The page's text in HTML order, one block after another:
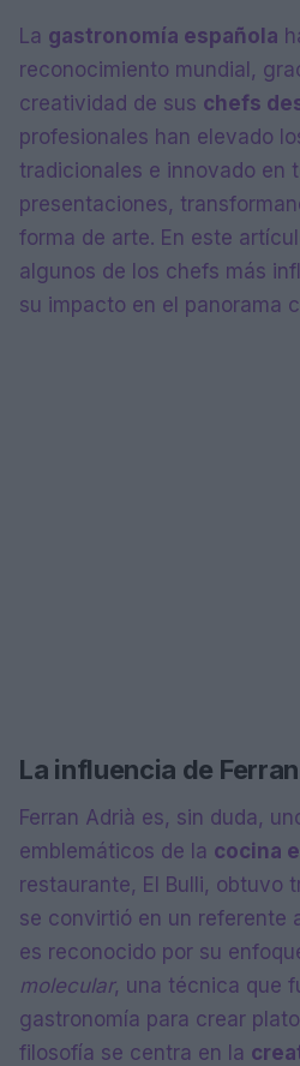
La gastronomía española
reconocimiento mundial,
creatividad de sus chefs
profesionales han elevado
tradicionales e innovado en
presentaciones,
forma de arte. En este
algunos de los chefs más
su impacto en el panorama
La influencia de
Ferran Adrià es, sin duda,
emblemáticos de la cocina
restaurante, El Bulli, obtuvo
se convirtió en un referente
es reconocido por su
molecular, una técnica que
gastronomía para crear
filosofía se centra en la